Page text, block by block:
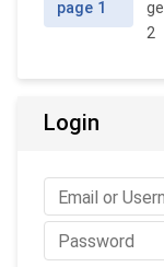
page 1
ge
2
Login